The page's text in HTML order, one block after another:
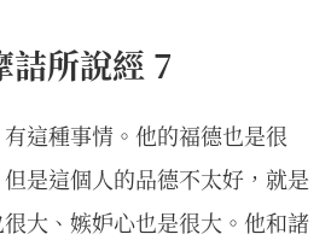
詰所說經 7
這種事情。他的福德也是很
是這個人的品德不太好，就是
大、嫉妒心也是很大。他和諸